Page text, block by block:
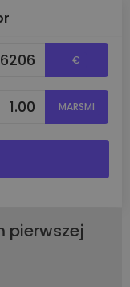
€
MARSMI
pierwszej